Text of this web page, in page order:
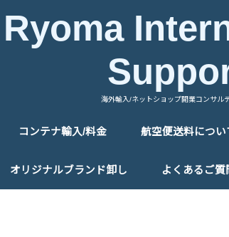
Ryoma
海外輸入/ネットショップ開業コンサル
コンテナ輸入/料金 航空便送料につい
中国の送料につい
タイの送料につい
オリジナルブランド卸し よくあるご質